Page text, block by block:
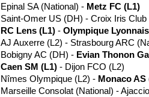
Epinal SA (National) - Metz FC (L1)
Saint-Omer US (DH) - Croix Iris Club
RC Lens (L1) - Olympique
AJ Auxerre (L2) - Strasbourg ARC
Bobigny AC (DH) - Evian Thonon
Caen SM (L1) - Dijon FCO (L2)
Nîmes Olympique (L2) - Monaco AS
Marseille Consolat (National) -